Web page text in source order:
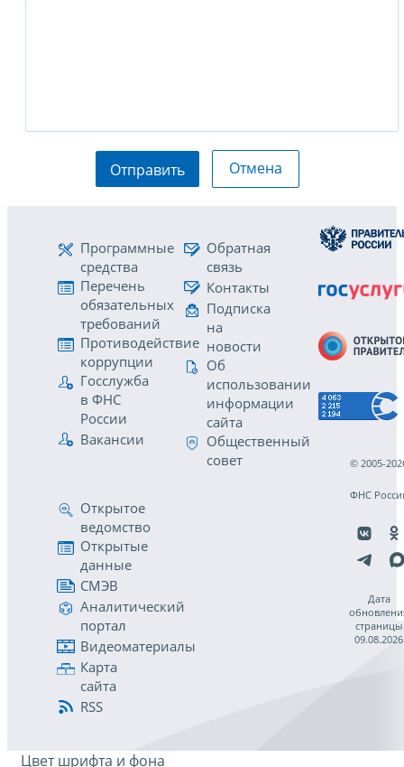
Отправить Отмена
Программные
средства
Перечень
обязательных
требований
Противодействие
коррупции
Госслужба
в ФНС
России
Вакансии
Обратная
связь
Контакты
Подписка
на
новости
Об
использовании
информации
сайта
Общественный
совет
Открытое
ведомство
Открытые
данные
СМЭВ
Аналитический
портал
Видеоматериалы
Карта
сайта
RSS
© 2005-
ФНС
Дата
страницы
09.08.2026
Цвет шрифта и фона